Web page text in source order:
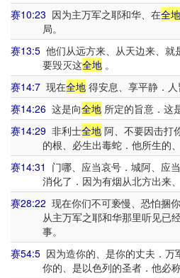
赛10:23 因为主万军之耶和华、在全地
局。
赛13:5 他们从远方来、从天边来、就
要毁灭这全地。
赛14:7 现在全地 得安息、享平静．人
赛14:26 这是向全地 所定的旨意．这
赛14:29 非利士全地 阿、不要因击打
的根、必生出毒蛇．他所生的
赛14:31 门哪、应当哀号．城阿、应
消化了．因为有烟从北方出来
赛28:22 现在你们不可亵慢、恐怕捆
从主万军之耶和华那里听见已
事。
赛54:5 因为造你的、是你的丈夫．
你的、是以色列的圣者．他必